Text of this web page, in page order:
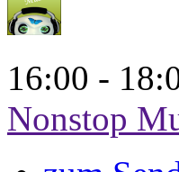
16:00 -
Nonstop